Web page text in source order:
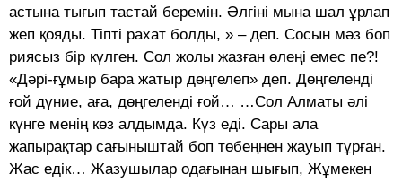
астына тығып тастай беремін. Әлгіні мына шал ұрлап
жеп қояды. Тіпті рахат болды, » – деп. Сосын мәз боп
риясыз бір күлген. Сол жолы жазған өлеңі емес пе?!
«Дәрі-ғұмыр бара жатыр дөңгелеп» деп. Дөңгеленді
ғой дүние, аға, дөңгеленді ғой… …Сол Алматы әлі
күнге менің көз алдымда. Күз еді. Сары ала
жапырақтар сағыныштай боп төбеңнен жауып тұрған.
Жас едік… Жазушылар одағынан шығып, Жұмекен